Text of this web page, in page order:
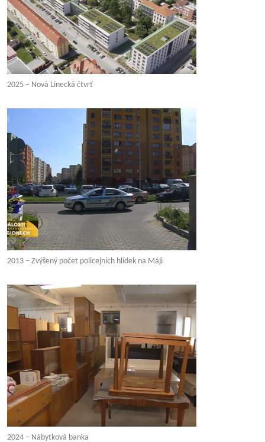
2025 – Nová Linecká čtvrť
2013 – Zvýšený počet policejních hlídek na Máji
2024 – Nábytková banka